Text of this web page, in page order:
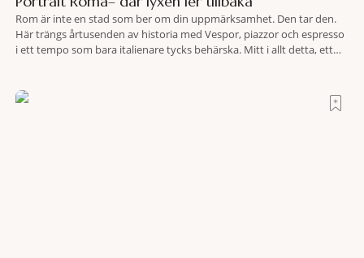
Rom är inte en stad som ber om din uppmärksamhet. Den tar den.
Här trängs årtusenden av historia med Vespor, piazzor och espresso
i ett tempo som bara italienare tycks behärska. Mitt i allt detta, ett